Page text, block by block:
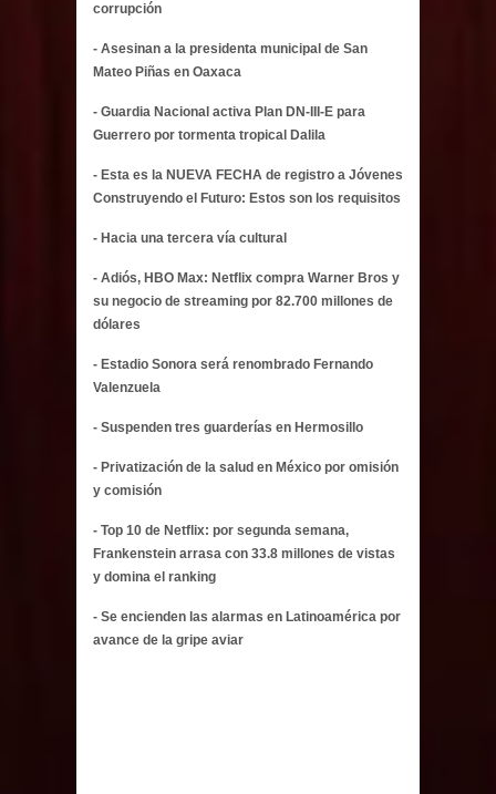
corrupción
- Asesinan a la presidenta municipal de San
Mateo Piñas en Oaxaca
- Guardia Nacional activa Plan DN-III-E para
Guerrero por tormenta tropical Dalila
- Esta es la NUEVA FECHA de registro a Jóvenes
Construyendo el Futuro: Estos son los requisitos
- Hacia una tercera vía cultural
- Adiós, HBO Max: Netflix compra Warner Bros y
su negocio de streaming por 82.700 millones de
dólares
- Estadio Sonora será renombrado Fernando
Valenzuela
- Suspenden tres guarderías en Hermosillo
- Privatización de la salud en México por omisión
y comisión
- Top 10 de Netflix: por segunda semana,
Frankenstein arrasa con 33.8 millones de vistas
y domina el ranking
- Se encienden las alarmas en Latinoamérica por
avance de la gripe aviar